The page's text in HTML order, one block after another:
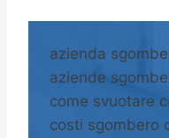
e
n
a
azienda
aziende
come svuotare
costi sgombero